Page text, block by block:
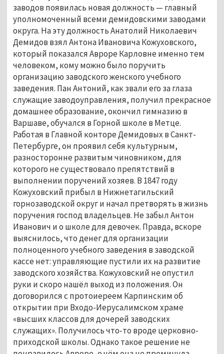
заводов появилась новая должность — главный
уполномоченный всеми демидовскими заводами
округа. На эту должность Анатолий Николаевич
Демидов взял Антона Ивановича Кожуховского,
который показался Авроре Карловне именно тем
человеком, кому можно было поручить
организацию заводского женского учебного
заведения. Пан Антоний, как звали его за глаза
служащие заводоуправления, получил прекрасное
домашнее образование, окончил гимназию в
Варшаве, обучался в Горной школе в Метце.
Работая в Главной конторе Демидовых в Санкт-
Петербурге, он проявил себя культурным,
разносторонне развитым чиновником, для
которого не существовало препятствий в
выполнении поручений хозяев. В 1847 году
Кожуховский прибыл в Нижнетагильский
горнозаводской округ и начал претворять в жизнь
поручения господ владельцев. Не забыл Антон
Иванович и о школе для девочек. Правда, вскоре
выяснилось, что денег для организации
полноценного учебного заведения в заводской
кассе нет: управляющие пустили их на развитие
заводского хозяйства. Кожуховский не опустил
руки и скоро нашёл выход из положения. Он
договорился с протоиереем Карпинским об
открытии при Входо-Иерусалимском храме
«высших классов для дочерей заводских
служащих». Получилось что-то вроде церковно-
приходской школы. Однако такое решение не